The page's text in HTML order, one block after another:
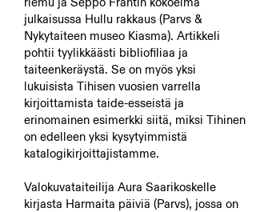
julkaisussa Hullu rakkaus (Parvs &
Nykytaiteen museo Kiasma). Artikkeli
pohtii tyylikkäästi bibliofiliaa ja
taiteenkeräystä. Se on myös yksi
lukuisista Tihisen vuosien varrella
kirjoittamista taide-esseistä ja
erinomainen esimerkki siitä, miksi Tihinen
on edelleen yksi kysytyimmistä
katalogikirjoittajistamme.
Valokuvataiteilija Aura Saarikoskelle
kirjasta Harmaita päiviä (Parvs), jossa on